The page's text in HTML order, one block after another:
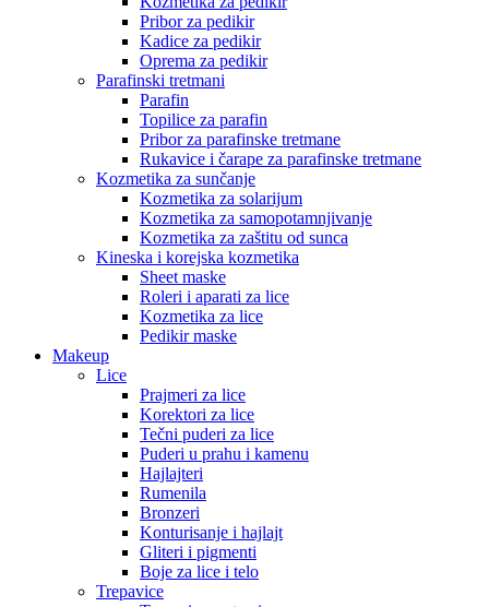
Pribor za pedikir
Kadice za pedikir
Oprema za pedikir
Parafinski tretmani
Parafin
Topilice za parafin
Pribor za parafinske tretmane
Rukavice i čarape za parafinske tretmane
Kozmetika za sunčanje
Kozmetika za solarijum
Kozmetika za samopotamnjivanje
Kozmetika za zaštitu od sunca
Kineska i korejska kozmetika
Sheet maske
Roleri i aparati za lice
Kozmetika za lice
Pedikir maske
Makeup
Lice
Prajmeri za lice
Korektori za lice
Tečni puderi za lice
Puderi u prahu i kamenu
Hajlajteri
Rumenila
Bronzeri
Konturisanje i hajlajt
Gliteri i pigmenti
Boje za lice i telo
Trepavice